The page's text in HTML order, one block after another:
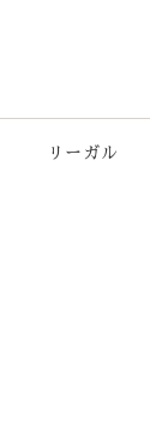
リーガル